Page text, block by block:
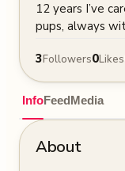
12 years I’ve
pups, always
3Followers0Likes
InfoFeedMedia
About